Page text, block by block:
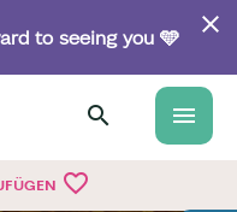
to seeing you 🩵
menu
favorite_border